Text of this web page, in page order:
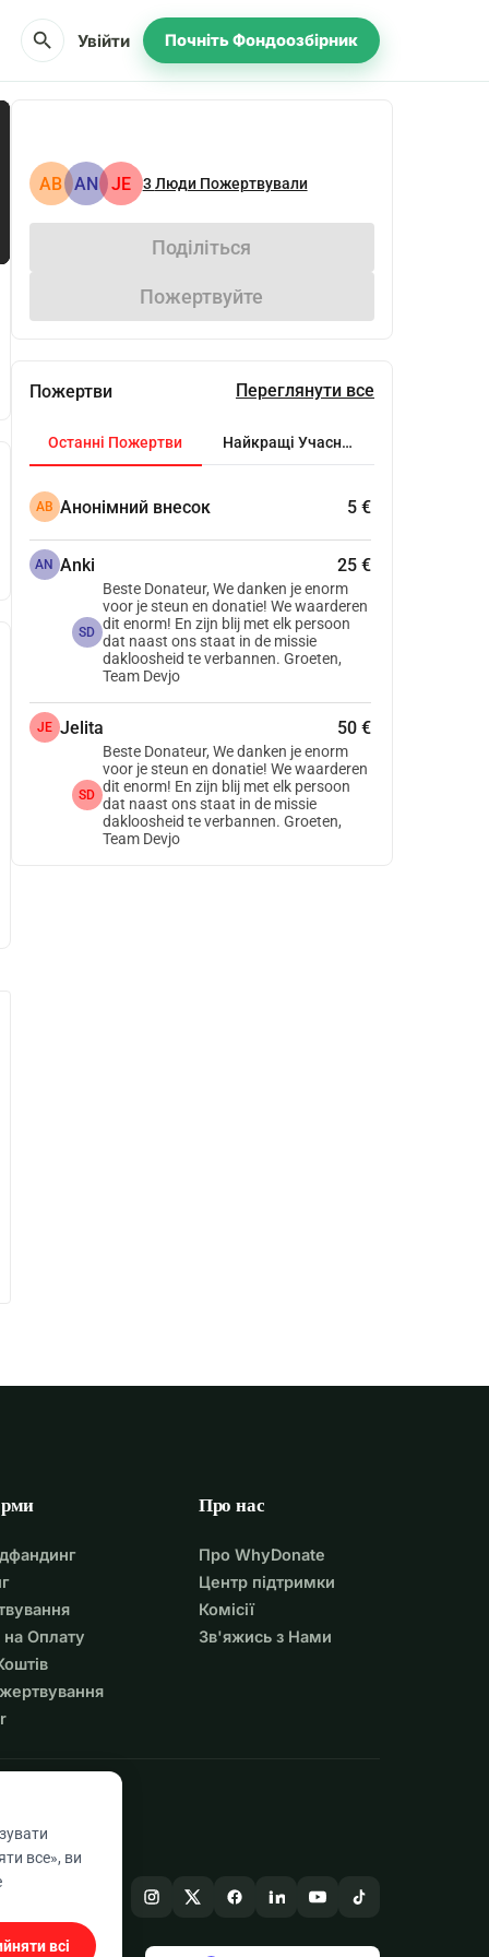
search Увійти Почніть Фондоозбірник
АВ AN JE 3Люди Пожертвували
Поділіться
Пожертвуйте
Пожертви Переглянути все
Останні Пожертви Найкращі Учасники
АВ Анонімний внесок 5 €
AN Anki 25 €
SD
Beste Donateur, We danken je enorm
voor je steun en donatie! We waarderen
dit enorm! En zijn blij met elk persoon
dat naast ons staat in de missie
dakloosheid te verbannen. Groeten,
Team Devjo
JE Jelita 50 €
SD
Beste Donateur, We danken je enorm
voor je steun en donatie! We waarderen
dit enorm! En zijn blij met elk persoon
dat naast ons staat in de missie
dakloosheid te verbannen. Groeten,
Team Devjo
на Оплату
Про нас
Про WhyDonate
Центр підтримки
Комісії
Зв'яжись з Нами
все», ви
всі